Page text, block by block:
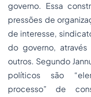
governo. Essa
pressões de
de interesse,
do governo,
outros. Segundo
políticos são
processo” de